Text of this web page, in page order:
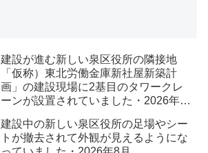
建設が進む新しい泉区役所の隣接地
「仮称）東北労働金庫新社屋新築計
画」の建設現場に2基目のタワークレ
ーンが設置されていました・2026年8
建設中の新しい泉区役所の足場やシー
トが撤去されて外観が見えるようにな